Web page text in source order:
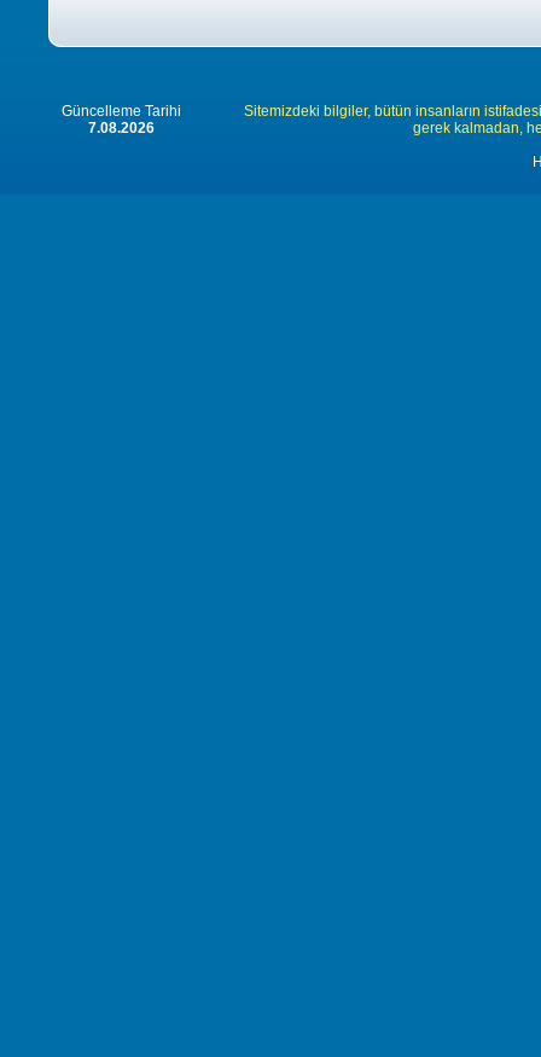
Güncelleme Tarihi
7.08.2026
Sitemizdeki bilgiler, bütün insanların
gerek kalmadan,